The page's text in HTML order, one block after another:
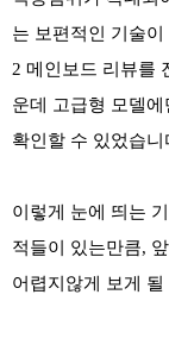
는 보편적인 기술
2 메인보드 리뷰를
운데 고급형 모델
확인할 수 있었습니
이렇게 눈에 띄는
적들이 있는만큼,
어렵지않게 보게